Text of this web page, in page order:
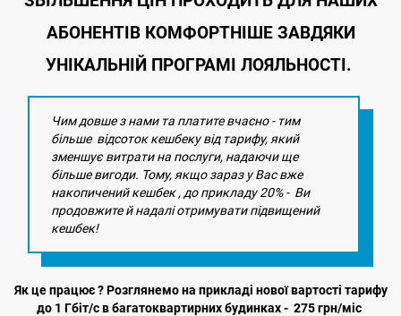
АБОНЕНТІВ КОМФОРТНІШЕ ЗАВДЯКИ
УНІКАЛЬНІЙ ПРОГРАМІ ЛОЯЛЬНОСТІ.
Чим довше з нами та платите вчасно - тим
більше відсоток кешбеку від тарифу, який
зменшує витрати на послуги, надаючи ще
більше вигоди. Тому, якщо зараз у Вас вже
накопичений кешбек , до прикладу 20% - Ви
продовжите й надалі отримувати підвищений
кешбек!
Як це працює ? Розглянемо на прикладі нової вартості тарифу
до 1 Гбіт/с в багатоквартирних будинках - 275 грн/міс